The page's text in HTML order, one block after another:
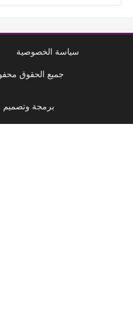
سياسة الخصوصية
جميع الحقوق
برمجة